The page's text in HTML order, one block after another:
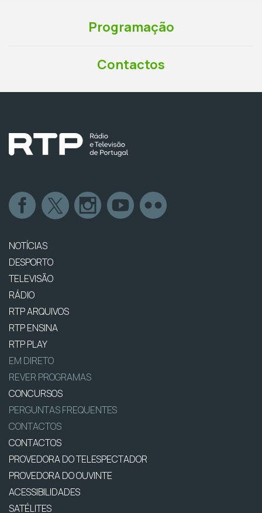
Programação
Contactos
NOTÍCIAS
DESPORTO
TELEVISÃO
RÁDIO
RTP ARQUIVOS
RTP ENSINA
RTP PLAY
EM DIRETO
REVER PROGRAMAS
CONCURSOS
PERGUNTAS FREQUENTES
CONTACTOS
CONTACTOS
PROVEDORA DO TELESPECTADOR
PROVEDORA DO OUVINTE
ACESSIBILIDADES
SATÉLITES